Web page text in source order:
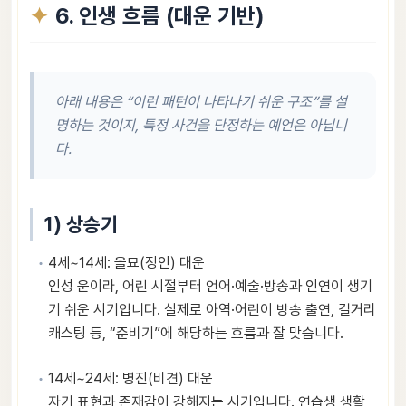
6. 인생 흐름 (대운 기반)
아래 내용은 “이런 패턴이 나타나기 쉬운 구조”를 설
명하는 것이지, 특정 사건을 단정하는 예언은 아닙니
다.
1) 상승기
4세~14세: 을묘(정인) 대운
인성 운이라, 어린 시절부터 언어·예술·방송과 인연이 생기
기 쉬운 시기입니다. 실제로 아역·어린이 방송 출연, 길거리
캐스팅 등, “준비기”에 해당하는 흐름과 잘 맞습니다.
14세~24세: 병진(비견) 대운
자기 표현과 존재감이 강해지는 시기입니다. 연습생 생활,